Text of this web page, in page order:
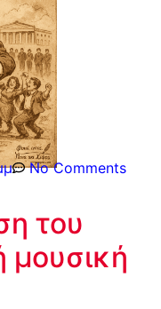
No Comments
του
μουσική